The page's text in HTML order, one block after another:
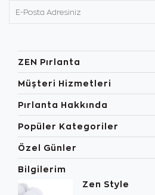
ZEN Pırlanta
Müşteri Hizmetleri
Pırlanta Hakkında
Popüler Kategoriler
Özel Günler
Bilgilerim
Zen Style